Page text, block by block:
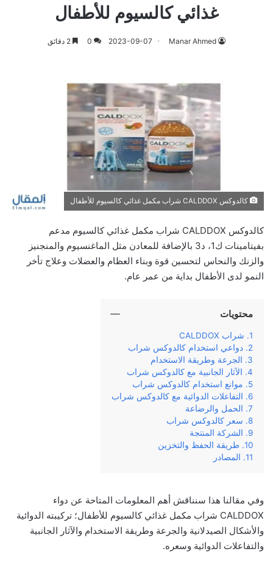
غذائي كالسيوم للأطفال
Manar Ahmed
2023-09-07
0
كالدوكس CALDDOX شراب مكمل غذائي كالسيوم للأطفال
كالدوكس CALDDOX شراب مكمل غذائي كالسيوم مدعم
بفيتامينات ك1، د3 بالإضافة للمعادن مثل الماغنسيوم والمنجنيز
والزنك والنحاس لتحسين قوة وبناء العظام والعضلات وعلاج تأخر
النمو لدى الأطفال بداية من عمر عام.
محتويات
شراب CALDDOX
دواعي استخدام كالدوكس شراب
الجرعة وطريقة الاستخدام
الآثار الجانبية مع كالدوكس شراب
موانع استخدام كالدوكس شراب
التفاعلات الدوائية مع كالدوكس شراب
الحمل والرضاعة
سعر كالدوكس شراب
الشركة المنتجة
طريقة الحفظ والتخزين
المصادر
وفي‌ ‌مقالنا‌ ‌هذا‌ ‌سنناقش‌ ‌أهم‌ ‌المعلومات‌ ‌المتاحة‌ ‌عن‌ دواء
CALDDOX شراب مكمل غذائي كالسيوم للأطفال‌؛ تركيبته‌ ‌الدوائية‌
والأشكال الصيدلانية ‌والجرعة‌ ‌وطريقة‌ ‌الاستخدام‌ ‌والآثار‌ ‌الجانبية‌
‌والتفاعلات الدوائية وسعره‌.